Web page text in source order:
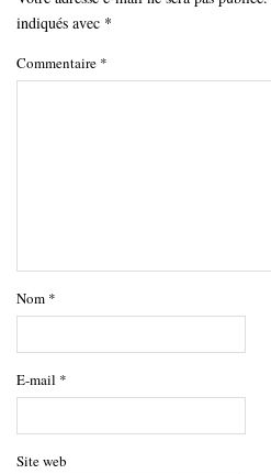
indiqués avec *
Commentaire *
Nom *
E-mail *
Site web